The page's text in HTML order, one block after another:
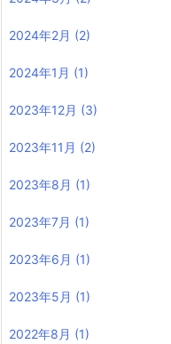
2024年2月 (2)
2024年1月 (1)
2023年12月 (3)
2023年11月 (2)
2023年8月 (1)
2023年7月 (1)
2023年6月 (1)
2023年5月 (1)
2022年8月 (1)